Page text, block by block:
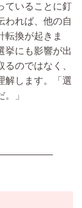
ていることに釘
われば、他の自
転換が起きま
挙にも影響が出
のではなく、
解します。「選
」